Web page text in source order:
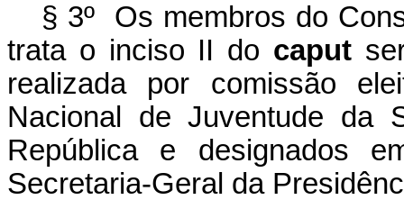
§ 3º Os membros do
trata o inciso II do caput
realizada por comissão
Nacional de Juventude da
República e designados
Secretaria-Geral da